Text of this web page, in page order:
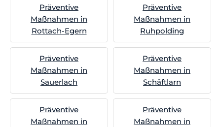
Präventive
Maßnahmen in
Rottach-Egern
Präventive
Maßnahmen in
Ruhpolding
Präventive
Maßnahmen in
Sauerlach
Präventive
Maßnahmen in
Schäftlarn
Präventive
Maßnahmen in
Präventive
Maßnahmen in